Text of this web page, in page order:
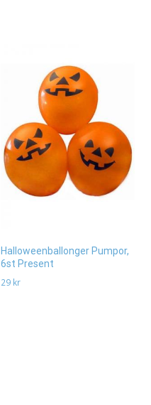
Halloweenballonger Pumpor,
6st Present
29 kr